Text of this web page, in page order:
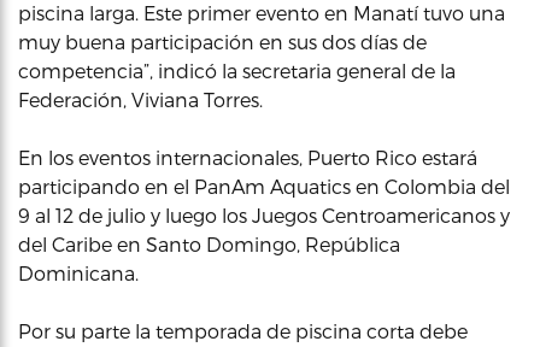
piscina larga. Este primer evento en Manatí tuvo una
muy buena participación en sus dos días de
competencia”, indicó la secretaria general de la
Federación, Viviana Torres.
En los eventos internacionales, Puerto Rico estará
participando en el PanAm Aquatics en Colombia del
9 al 12 de julio y luego los Juegos Centroamericanos y
del Caribe en Santo Domingo, República
Dominicana.
Por su parte la temporada de piscina corta debe